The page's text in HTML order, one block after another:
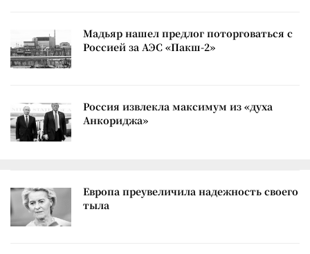
Мадьяр нашел предлог поторговаться с
Россией за АЭС «Пакш-2»
Россия извлекла максимум из «духа
Анкориджа»
Европа преувеличила надежность своего
тыла